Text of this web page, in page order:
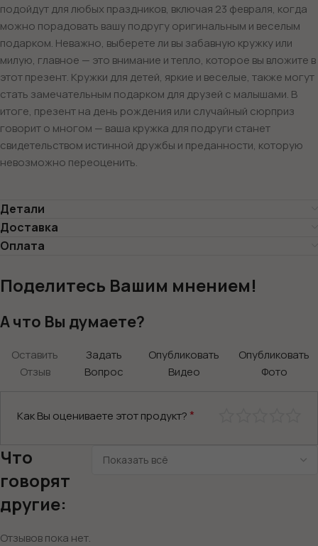
подойдут для любых праздников, включая 23 февраля, когда
можно порадовать вашу подругу оригинальным и веселым
подарком. Неважно, выберете ли вы забавную кружку или
милую, главное — это внимание и тепло, которое вы вложите в
этот презент. Кружки для детей, яркие и веселые, также могут
стать замечательным подарком для друзей с малышами. В
итоге, презент на день рождения или случайный сюрприз
говорит о многом — ваша кружка для подруги станет
свидетельством истинной дружбы и преданности, которую
невозможно переоценить.
Детали
Доставка
Оплата
Поделитесь Вашим мнением!
А что Вы думаете?
Оставить
Отзыв
Задать
Вопрос
Опубликовать
Видео
Опубликовать
Фото
Как Вы оцениваете этот продукт? *
Что
говорят
другие:
Отзывов пока нет.